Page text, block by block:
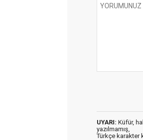
UYARI: Küfür,
yazılmamış,
Türkçe karakter